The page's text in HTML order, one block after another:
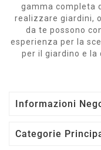
gamma completa
realizzare giardini,
da te possono
esperienza per la
per il giardino e la
Informazioni
Categorie